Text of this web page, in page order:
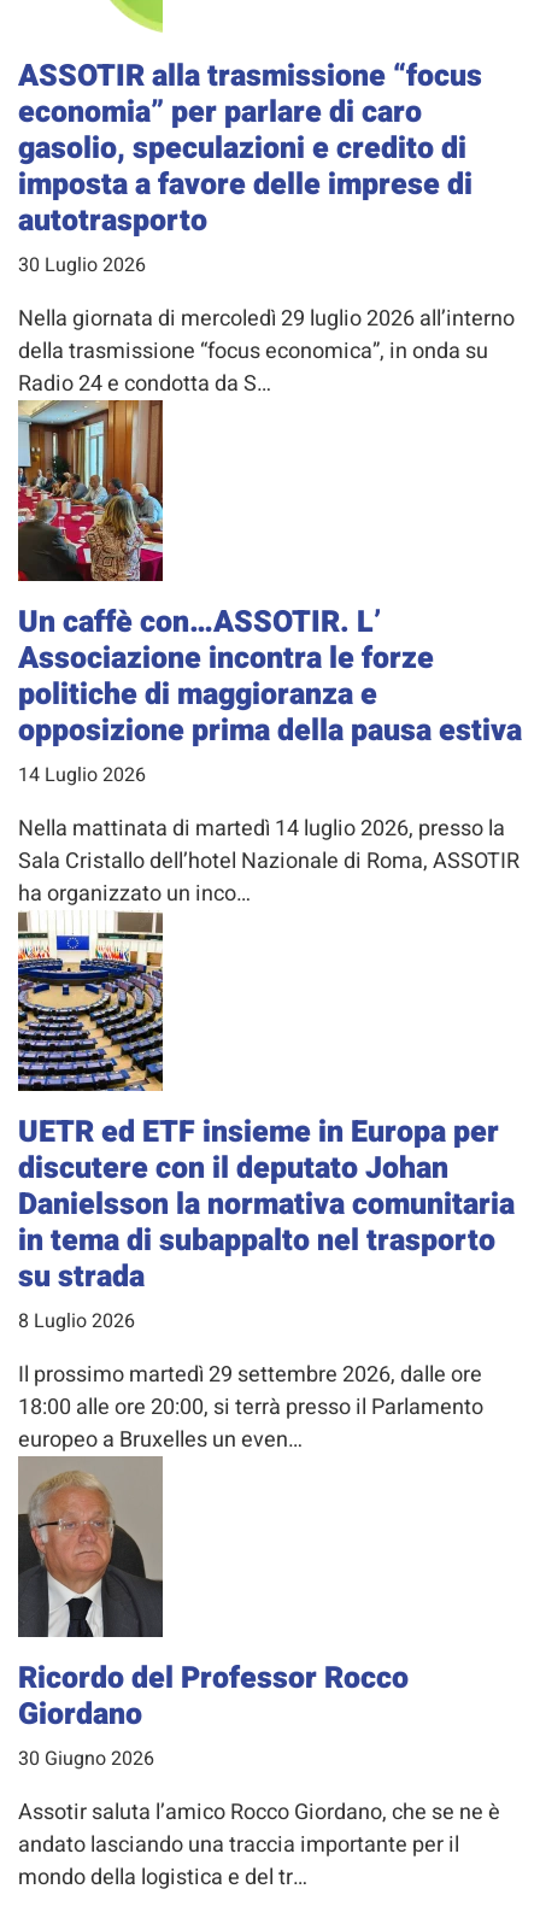
ASSOTIR alla trasmissione “focus
economia” per parlare di caro
gasolio, speculazioni e credito di
imposta a favore delle imprese di
autotrasporto
30 Luglio 2026
Nella giornata di mercoledì 29 luglio 2026 all’interno
della trasmissione “focus economica”, in onda su
Radio 24 e condotta da S…
Un caffè con…ASSOTIR. L’
Associazione incontra le forze
politiche di maggioranza e
opposizione prima della pausa estiva
14 Luglio 2026
Nella mattinata di martedì 14 luglio 2026, presso la
Sala Cristallo dell’hotel Nazionale di Roma, ASSOTIR
ha organizzato un inco…
UETR ed ETF insieme in Europa per
discutere con il deputato Johan
Danielsson la normativa comunitaria
in tema di subappalto nel trasporto
su strada
8 Luglio 2026
Il prossimo martedì 29 settembre 2026, dalle ore
18:00 alle ore 20:00, si terrà presso il Parlamento
europeo a Bruxelles un even…
Ricordo del Professor Rocco
Giordano
30 Giugno 2026
Assotir saluta l’amico Rocco Giordano, che se ne è
andato lasciando una traccia importante per il
mondo della logistica e del tr…